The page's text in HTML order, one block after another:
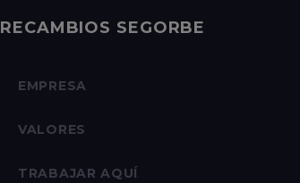
RECAMBIOS SEGORBE
EMPRESA
VALORES
TRABAJAR AQUÍ